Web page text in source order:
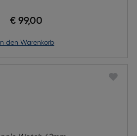
€ 99,00
in den Warenkorb